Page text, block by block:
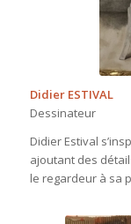
Didier ESTIVAL
Dessinateur
Didier Estival
ajoutant des
le regardeur à sa